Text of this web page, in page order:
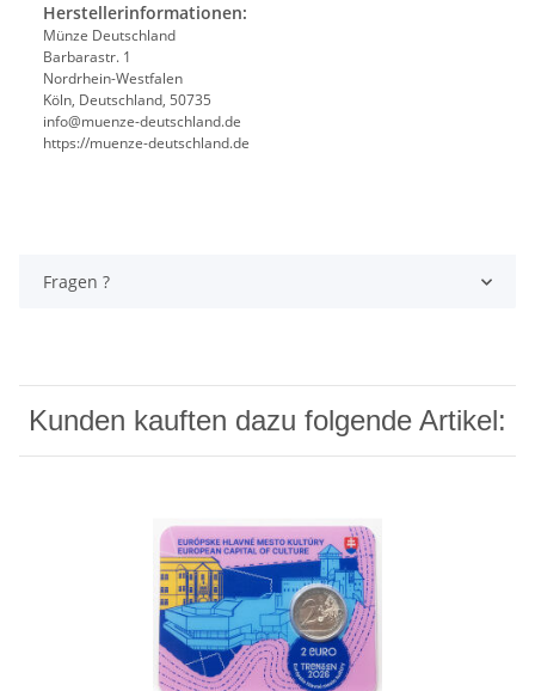
Herstellerinformationen:
Münze Deutschland
Barbarastr. 1
Nordrhein-Westfalen
Köln, Deutschland, 50735
info@muenze-deutschland.de
https://muenze-deutschland.de
Fragen ?
Kunden kauften dazu folgende Artikel: